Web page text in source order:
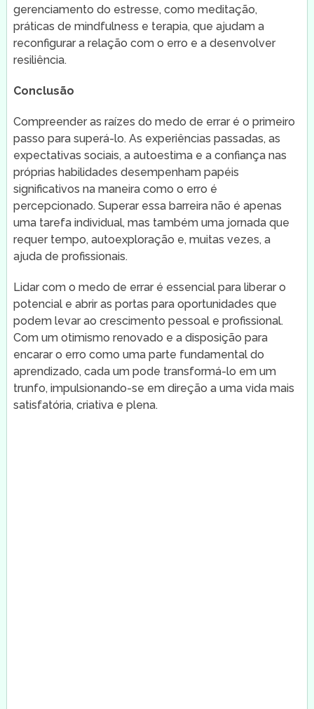
gerenciamento do estresse, como meditação,
práticas de mindfulness e terapia, que ajudam a
reconfigurar a relação com o erro e a desenvolver
resiliência.
Conclusão
Compreender as raízes do medo de errar é o primeiro
passo para superá-lo. As experiências passadas, as
expectativas sociais, a autoestima e a confiança nas
próprias habilidades desempenham papéis
significativos na maneira como o erro é
percepcionado. Superar essa barreira não é apenas
uma tarefa individual, mas também uma jornada que
requer tempo, autoexploração e, muitas vezes, a
ajuda de profissionais.
Lidar com o medo de errar é essencial para liberar o
potencial e abrir as portas para oportunidades que
podem levar ao crescimento pessoal e profissional.
Com um otimismo renovado e a disposição para
encarar o erro como uma parte fundamental do
aprendizado, cada um pode transformá-lo em um
trunfo, impulsionando-se em direção a uma vida mais
satisfatória, criativa e plena.